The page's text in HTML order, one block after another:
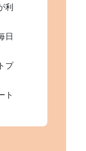
利
日
プ
ト